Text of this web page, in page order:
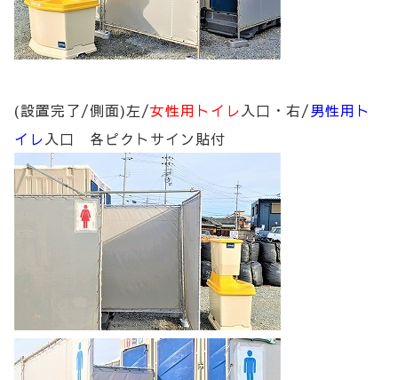
(設置完了/側面)左/女性用トイレ入口・右/男性用ト
イレ入口 各ピクトサイン貼付